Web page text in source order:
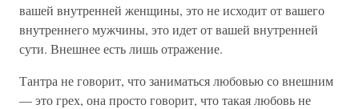
вашей внутренней женщины, это не исходит от вашего
внутреннего мужчины, это идет от вашей внутренней
сути. Внешнее есть лишь отражение.
Тантра не говорит, что заниматься любовью со внешним
— это грех, она просто говорит, что такая любовь не